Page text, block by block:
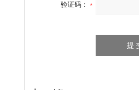
验证码：